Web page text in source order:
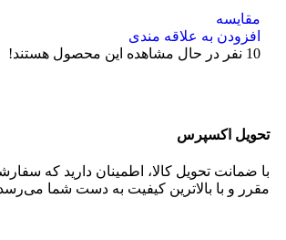
مقایسه
افزودن به علاقه مندی
10 نفر در حال مشاهده این محصول هستند!
تحویل اکسپرس
با ضمانت تحویل کالا، اطمینان دارید که
مقرر و با بالاترین کیفیت به دست شما